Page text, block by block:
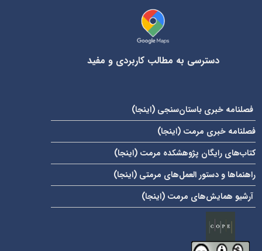
دسترسی به مطالب کاربردی و مفید
فصلنامه خبری باستان‌سنجی ( اینجا)
فصلنامه خبری مرمت ( اینجا)
کتاب‌های رایگان پژوهشکده مرمت ( اینجا)
راهنماها و دستور العمل‌های مرمتی ( اینجا)
آرشیو همایش‌های مرمت ( اینجا)